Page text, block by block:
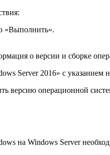
«Выполнить».
о версии и сборке
Server 2016» с указанием
версию операционной
на Windows Server